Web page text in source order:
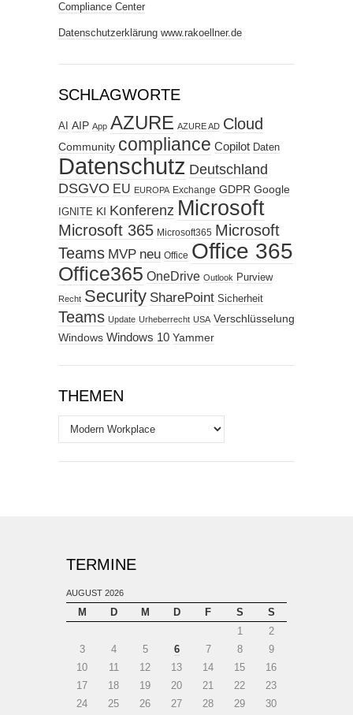
Compliance Center
Datenschutzerklärung www.rakoellner.de
SCHLAGWORTE
AI AIP App AZURE AZURE AD Cloud
Community compliance Copilot Daten
Datenschutz Deutschland
DSGVO EU EUROPA Exchange GDPR Google
IGNITE KI Konferenz Microsoft
Microsoft 365 Microsoft365 Microsoft
Teams MVP neu Office Office 365
Office365 OneDrive Outlook Purview
Recht Security SharePoint Sicherheit
Teams Update Urheberrecht USA Verschlüsselung
Windows Windows 10 Yammer
THEMEN
Themen
TERMINE
AUGUST 2026
M D M D F S
S
1
2
3
4 5 6 7 8
9
10
11 12 13 14 15
16
17
18 19 20 21 22
23
24
25 26 27 28 29 30